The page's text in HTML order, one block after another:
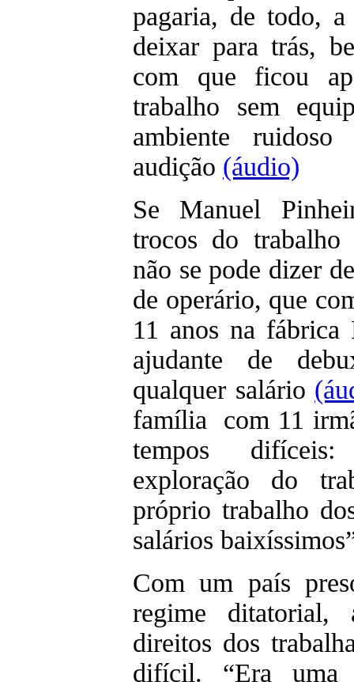
pagaria, de todo,
deixar para trás,
com que ficou
trabalho sem
ambiente
audição (áudio)
Se Manuel
trocos do
não se pode dizer
de operário, que
11 anos na fábrica
ajudante de
qualquer salário
família com 11
tempos difíceis:
exploração do
próprio trabalho
salários
Com um país
regime ditatorial,
direitos dos
difícil. “Era uma